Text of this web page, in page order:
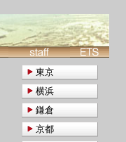
東京
横浜
鎌倉
京都